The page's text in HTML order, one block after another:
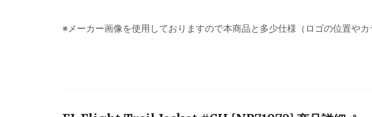
※メーカー画像を使用しておりますので本商品と多少仕様（ロゴの位置や